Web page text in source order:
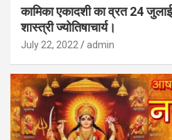
कामिका एकादशी का व्रत 24 जुलाई
शास्त्री ज्योतिषाचार्य।
July 22, 2022 admin